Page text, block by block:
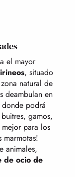
el mayor
, situado
natural de
deambulan en
podrá
gamos,
para los
marmotas!
animales,
de ocio de